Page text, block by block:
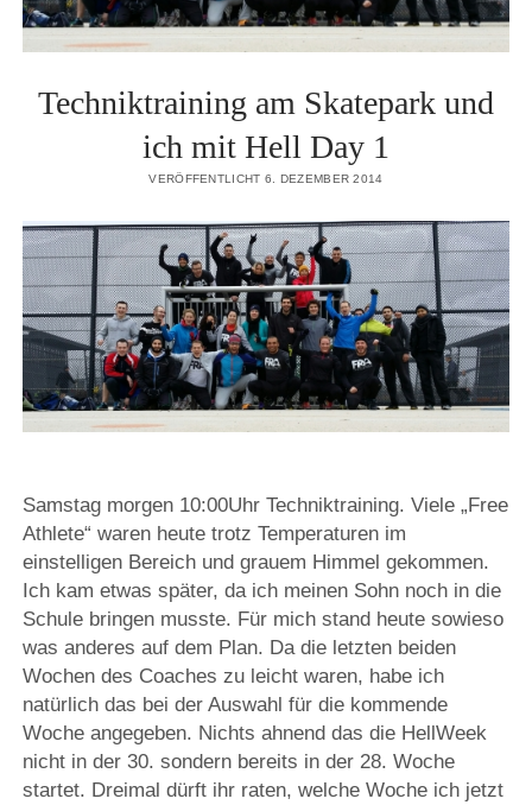
Techniktraining am Skatepark und
ich mit Hell Day 1
VERÖFFENTLICHT 6. DEZEMBER 2014
Samstag morgen 10:00Uhr Techniktraining. Viele „Free
Athlete“ waren heute trotz Temperaturen im
einstelligen Bereich und grauem Himmel gekommen.
Ich kam etwas später, da ich meinen Sohn noch in die
Schule bringen musste. Für mich stand heute sowieso
was anderes auf dem Plan. Da die letzten beiden
Wochen des Coaches zu leicht waren, habe ich
natürlich das bei der Auswahl für die kommende
Woche angegeben. Nichts ahnend das die HellWeek
nicht in der 30. sondern bereits in der 28. Woche
startet. Dreimal dürft ihr raten, welche Woche ich jetzt